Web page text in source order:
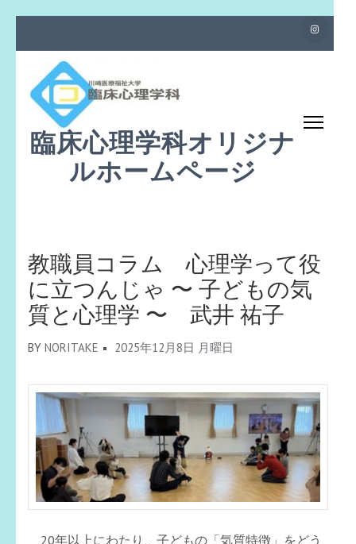
ン
(Enter
を
す)
臨床心理学科オリジナ
ルホームページ
教職員コラム 心理学って役
に立つんじゃ 〜 子どもの気
質と心理学 〜 武井 祐子
BY NORITAKE 2025年12月8日 月曜日
20年以上にわたり、子どもの「気質特徴」をどう